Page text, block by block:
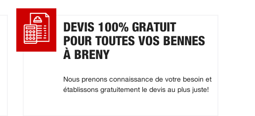
DEVIS 100% GRATUIT
POUR TOUTES VOS BENNES
À BRENY
Nous prenons connaissance de votre besoin et
établissons gratuitement le devis au plus juste!